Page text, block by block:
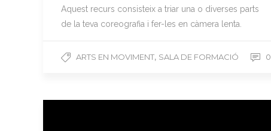
Aquest recurs consisteix a triar una o diverses parts
de la teva coreografia i fer-les en càmera lenta.
ARTS EN MOVIMENT, SALA DE FORMACIÓ 0